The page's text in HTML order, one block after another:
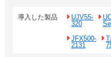
導入した製品
UJV55-
320
JFX500-
2131